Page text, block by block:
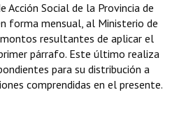
Acción Social de la Provincia de
forma mensual, al Ministerio de
montos resultantes de aplicar el
párrafo. Este último realiza
para su distribución a
comprendidas en el presente.